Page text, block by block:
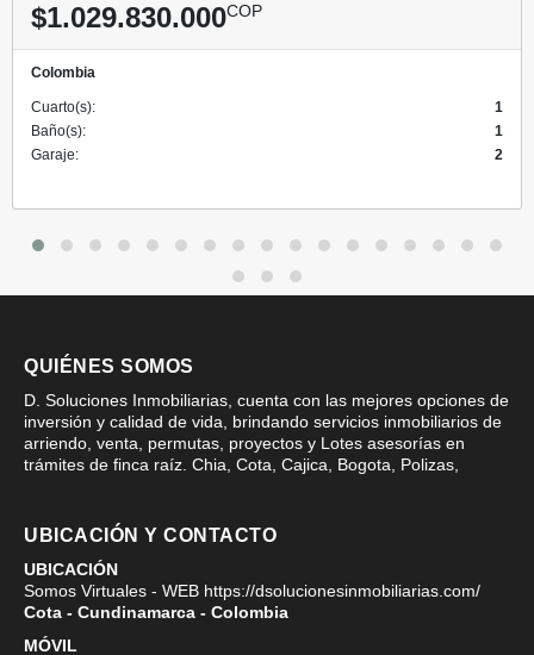
$1.029.830.000COP
Colombia
Cuarto(s):
1
Baño(s):
1
Garaje:
2
QUIÉNES SOMOS
D. Soluciones Inmobiliarias, cuenta con las mejores opciones de
inversión y calidad de vida, brindando servicios inmobiliarios de
arriendo, venta, permutas, proyectos y Lotes asesorías en
trámites de finca raíz. Chia, Cota, Cajica, Bogota, Polizas,
UBICACIÓN Y CONTACTO
UBICACIÓN
Somos Virtuales - WEB https://dsolucionesinmobiliarias.com/
Cota - Cundinamarca - Colombia
MÓVIL